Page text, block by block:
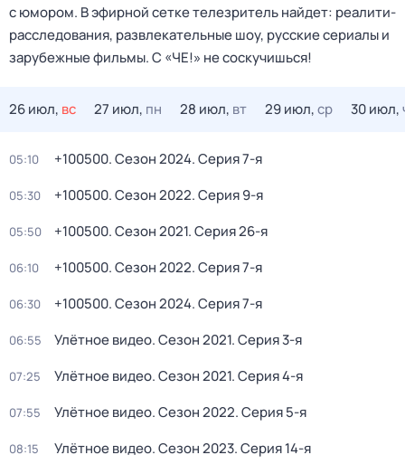
с юмором. В эфирной сетке телезритель найдет: реалити-
расследования, развлекательные шоу, русские сериалы и
зарубежные фильмы. С «ЧЕ!» не соскучишься!
26 июл, вс 27 июл, пн 28 июл, вт 29 июл,ср 30 июл,
05:10 +100500. Сезон 2024. Серия 7-я
05:30 +100500. Сезон 2022. Серия 9-я
05:50 +100500. Сезон 2021. Серия 26-я
06:10 +100500. Сезон 2022. Серия 7-я
06:30 +100500. Сезон 2024. Серия 7-я
06:55 Улётное видео. Сезон 2021. Серия 3-я
07:25 Улётное видео. Сезон 2021. Серия 4-я
07:55 Улётное видео. Сезон 2022. Серия 5-я
08:15 Улётное видео. Сезон 2023. Серия 14-я